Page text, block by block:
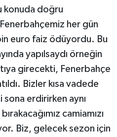
konuda doğru
her gün
euro faiz ödüyordu. Bu
yapılsaydı örneğin
girecekti, Fenerbahçe
Bizler kısa vadede
erdirirken aynı
camiamızı
Biz, gelecek sezon için